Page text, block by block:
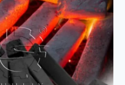
PRESS
MACHINE